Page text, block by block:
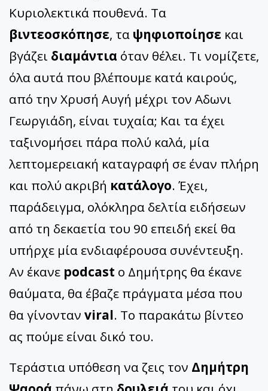
Κυριολεκτικά πουθενά. Τα
βιντεοσκόπησε, τα ψηφιοποίησε και
βγάζει διαμάντια όταν θέλει. Τι νομίζετε,
όλα αυτά που βλέπουμε κατά καιρούς,
από την Χρυσή Αυγή μέχρι τον Αδωνι
Γεωργιάδη, είναι τυχαία; Και τα έχει
ταξινομήσει πάρα πολύ καλά, μία
λεπτομερειακή καταγραφή σε έναν πλήρη
και πολύ ακριβή κατάλογο. Έχει,
παράδειγμα, ολόκληρα δελτία ειδήσεων
από τη δεκαετία του 90 επειδή εκεί θα
υπήρχε μία ενδιαφέρουσα συνέντευξη.
Αν έκανε podcast ο Δημήτρης θα έκανε
θαύματα, θα έβαζε πράγματα μέσα που
θα γίνονταν viral. To παρακάτω βίντεο
ας πούμε είναι δικό του.
Τεράστια υπόθεση να ζεις τον Δημήτρη